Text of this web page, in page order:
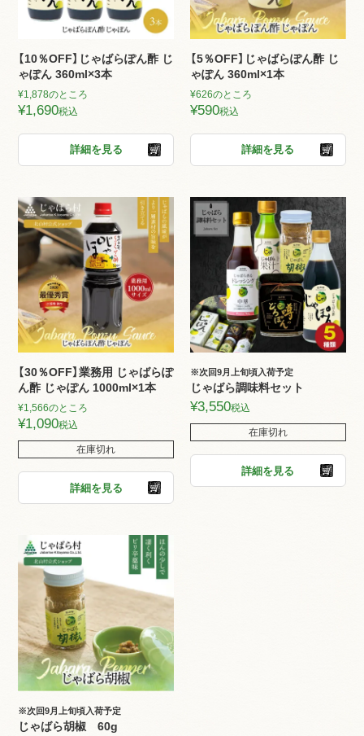
【10％OFF】じゃばらぽん酢 じ
ゃぽん 360ml×3本
¥1,878のところ
¥1,690税込
詳細を見る
【5％OFF】じゃばらぽん酢 じ
ゃぽん 360ml×1本
¥626のところ
¥590税込
詳細を見る
【30％OFF】業務用 じゃばらぽ
ん酢 じゃぽん 1000ml×1本
¥1,566のところ
¥1,090税込
在庫切れ
詳細を見る
※次回9月上旬頃入荷予定
じゃばら調味料セット
¥3,550税込
在庫切れ
詳細を見る
※次回9月上旬頃入荷予定
じゃばら胡椒 60g